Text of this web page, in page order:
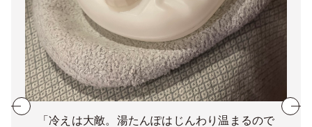
「冷えは大敵。湯たんぽはじんわり温まるので